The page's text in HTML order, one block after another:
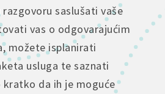
saslušati vaše
vas o odgovarajućim
možete isplanirati
usluga te saznati
da ih je moguće